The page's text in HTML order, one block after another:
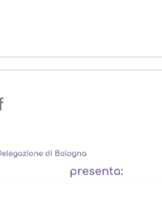
di fattoria: Le
interamente dedicata
da 8 produttori da